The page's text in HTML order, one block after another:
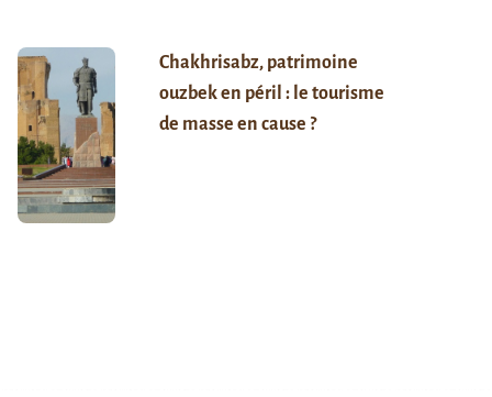
Chakhrisabz, patrimoine
ouzbek en péril : le tourisme
de masse en cause ?